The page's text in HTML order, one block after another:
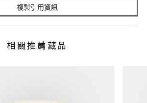
複製引用資訊
相關推薦藏品